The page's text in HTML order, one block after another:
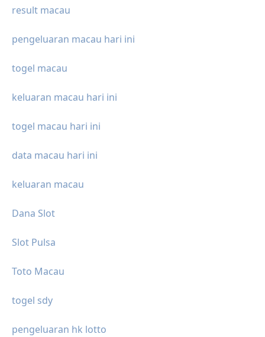
result macau
pengeluaran macau hari ini
togel macau
keluaran macau hari ini
togel macau hari ini
data macau hari ini
keluaran macau
Dana Slot
Slot Pulsa
Toto Macau
togel sdy
pengeluaran hk lotto